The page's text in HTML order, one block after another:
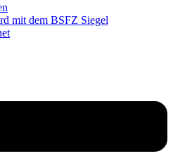
mit dem BSFZ Siegel